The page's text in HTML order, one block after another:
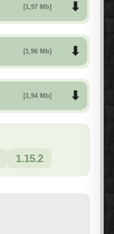
[1,97 Mb]
[1,96 Mb]
[1,94 Mb]
1.15.2